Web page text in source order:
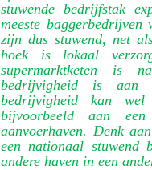
stuwende bedrijfstak
meeste
zijn dus stuwend, net
hoek is lokaal
supermarktketen is
bedrijvigheid is aan
bedrijvigheid kan
bijvoorbeeld aan
aanvoerhaven. Denk
een nationaal stuwend
andere haven in een